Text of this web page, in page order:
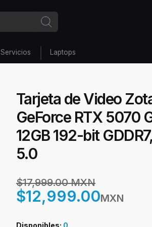
Servicios Laptops
Tarjeta de Video
GeForce RTX 5070
12GB 192-bit
5.0
$17,999.00 MXN
$12,999.00MXN